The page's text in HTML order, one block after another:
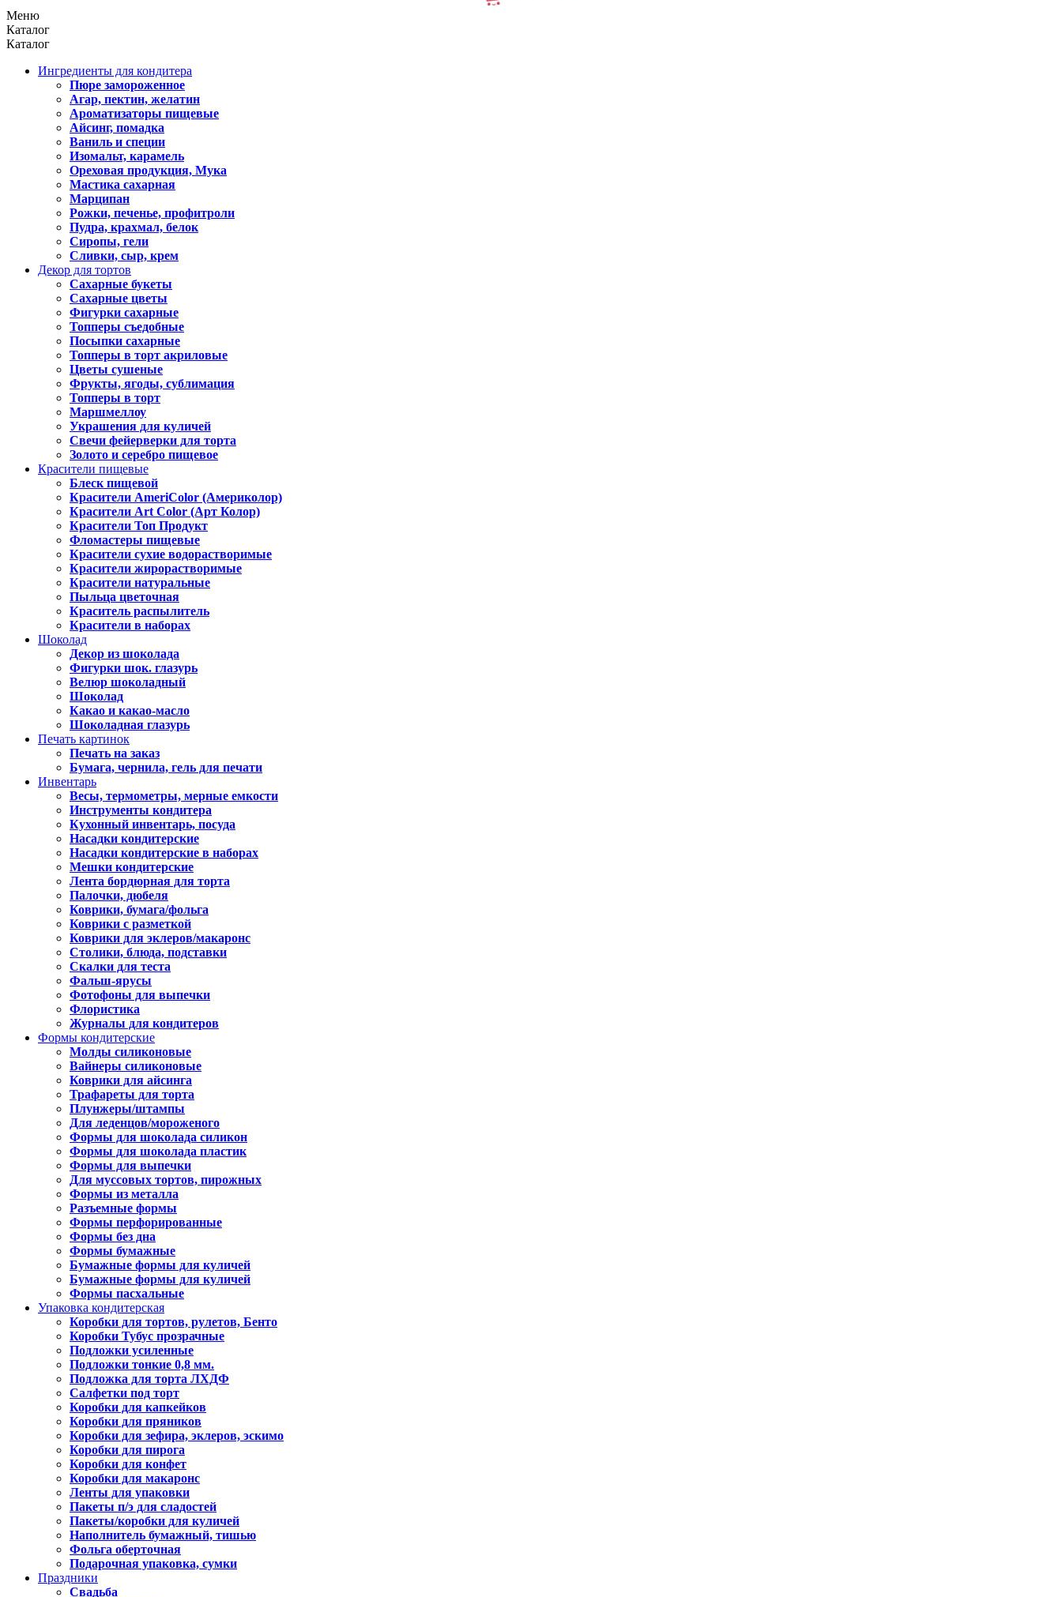
Меню
Каталог
Каталог
Ингредиенты для кондитера
Пюре замороженное
Агар, пектин, желатин
Ароматизаторы пищевые
Айсинг, помадка
Ваниль и специи
Изомальт, карамель
Ореховая продукция, Мука
Мастика сахарная
Марципан
Рожки, печенье, профитроли
Пудра, крахмал, белок
Сиропы, гели
Сливки, сыр, крем
Декор для тортов
Сахарные букеты
Сахарные цветы
Фигурки сахарные
Топперы съедобные
Посыпки сахарные
Топперы в торт акриловые
Цветы сушеные
Фрукты, ягоды, сублимация
Топперы в торт
Маршмеллоу
Украшения для куличей
Свечи фейерверки для торта
Золото и серебро пищевое
Красители пищевые
Блеск пищевой
Красители AmeriColor (Америколор)
Красители Art Color (Арт Колор)
Красители Топ Продукт
Фломастеры пищевые
Красители сухие водорастворимые
Красители жирорастворимые
Красители натуральные
Пыльца цветочная
Краситель распылитель
Красители в наборах
Шоколад
Декор из шоколада
Фигурки шок. глазурь
Велюр шоколадный
Шоколад
Какао и какао-масло
Шоколадная глазурь
Печать картинок
Печать на заказ
Бумага, чернила, гель для печати
Инвентарь
Весы, термометры, мерные емкости
Инструменты кондитера
Кухонный инвентарь, посуда
Насадки кондитерские
Насадки кондитерские в наборах
Мешки кондитерские
Лента бордюрная для торта
Палочки, дюбеля
Коврики, бумага/фольга
Коврики с разметкой
Коврики для эклеров/макаронс
Столики, блюда, подставки
Скалки для теста
Фальш-ярусы
Фотофоны для выпечки
Флористика
Журналы для кондитеров
Формы кондитерские
Молды силиконовые
Вайнеры силиконовые
Коврики для айсинга
Трафареты для торта
Плунжеры/штампы
Для леденцов/мороженого
Формы для шоколада силикон
Формы для шоколада пластик
Формы для выпечки
Для муссовых тортов, пирожных
Формы из металла
Разъемные формы
Формы перфорированные
Формы без дна
Формы бумажные
Бумажные формы для куличей
Бумажные формы для куличей
Формы пасхальные
Упаковка кондитерская
Коробки для тортов, рулетов, Бенто
Коробки Тубус прозрачные
Подложки усиленные
Подложки тонкие 0,8 мм.
Подложка для торта ЛХДФ
Салфетки под торт
Коробки для капкейков
Коробки для пряников
Коробки для зефира, эклеров, эскимо
Коробки для пирога
Коробки для конфет
Коробки для макаронс
Ленты для упаковки
Пакеты п/э для сладостей
Пакеты/коробки для куличей
Наполнитель бумажный, тишью
Фольга оберточная
Подарочная упаковка, сумки
Праздники
Свадьба